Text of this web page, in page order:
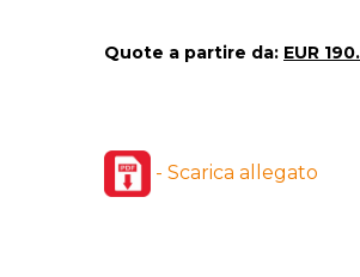
Quote a partire da: EUR
- Scarica allegato